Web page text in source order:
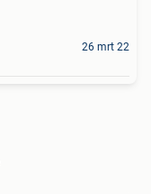
26 mrt 22